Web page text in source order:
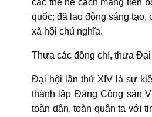
quốc; đã lao động sáng tạo,
xã hội chủ nghĩa.
Thưa các đồng chí, thưa Đại
Đại hội lần thứ XIV là sự
thành lập Đảng Cộng sản
toàn dân, toàn quân ta với